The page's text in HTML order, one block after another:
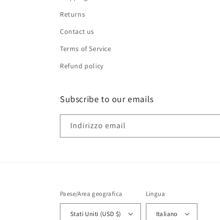
Returns
Contact us
Terms of Service
Refund policy
Subscribe to our emails
Indirizzo email
Paese/Area geografica
Stati Uniti (USD $)
Lingua
Italiano